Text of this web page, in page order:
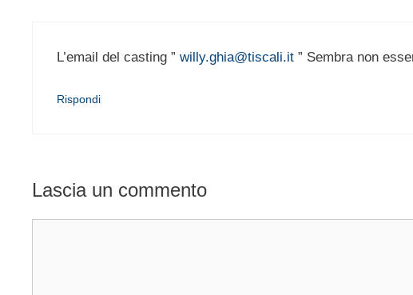
L’email del casting ” willy.ghia@tiscali.it ” Sembra non
Rispondi
Lascia un commento